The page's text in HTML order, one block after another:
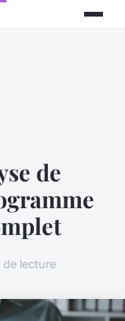
de
de lecture